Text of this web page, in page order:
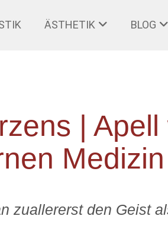
ÄSTHETIK BLOG
|
Medizin
zuallererst den Geist